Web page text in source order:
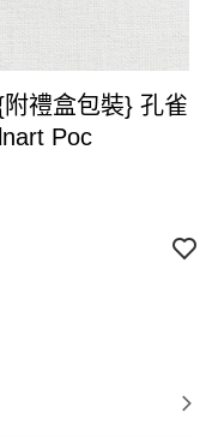
禮盒包裝} 孔雀
Poc